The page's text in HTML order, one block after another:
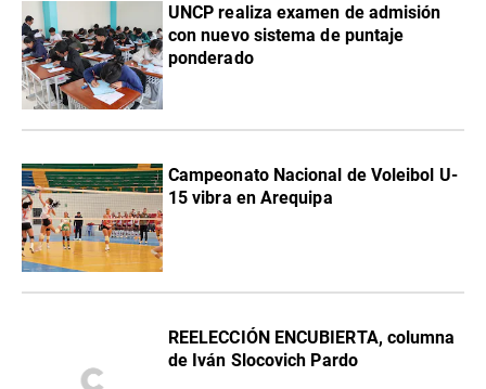
UNCP realiza examen de admisión
con nuevo sistema de puntaje
ponderado
Campeonato Nacional de Voleibol U-
15 vibra en Arequipa
REELECCIÓN ENCUBIERTA, columna
de Iván Slocovich Pardo